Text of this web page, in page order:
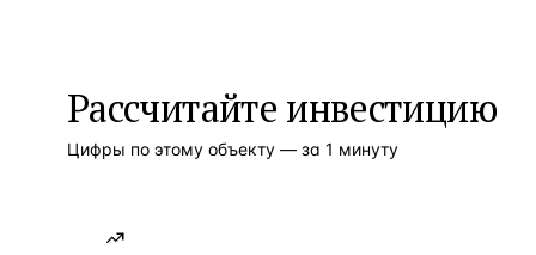
Рассчитайте инвестицию
Цифры по этому объекту — за 1 минуту